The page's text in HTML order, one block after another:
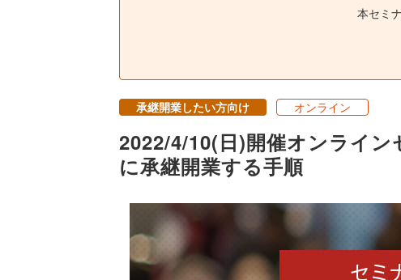
本セミ
承継開業したい方向け オンライン
2022/4/10(日)開催オンライ
に承継開業する手順